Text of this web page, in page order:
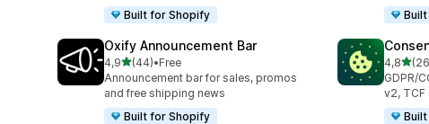
Built for Shopify
Oxify Announcement Bar
4,9z 5 hvězd
(44)
Celkový počet recenzí: 44
•Free
Announcement bar for sales, promos
and free shipping news
Built for Shopify
4,8z 5
Celkový
GDPR/
v2, TCF